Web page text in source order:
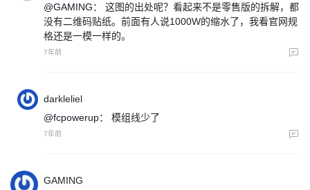
@GAMING：
这图的出处呢？看起来不是零售版的拆解，都
没有二维码贴纸。前面有人说1000W的缩水了，我看官网规
格还是一模一样的。
7年前
darkleliel
@fcpowerup：
模组线少了
7年前
GAMING